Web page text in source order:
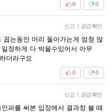
0
0
신고 | 공감 확인
꼽는동안 머리 돌아가는게 엄청 많
정하게 다 박을수있어서 아무
더라구요
0
0
신고 | 공감 확인
파를 써본 입장에서 결과창 볼 때